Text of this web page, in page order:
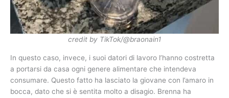
credit by TikTok/@braonain1
In questo caso, invece, i suoi datori di lavoro l’hanno costretta
a portarsi da casa ogni genere alimentare che intendeva
consumare. Questo fatto ha lasciato la giovane con l’amaro in
bocca, dato che si è sentita molto a disagio. Brenna ha